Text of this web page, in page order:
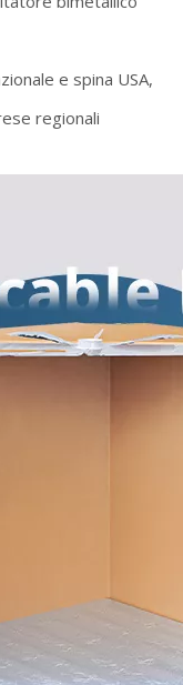
e spina USA,
regionali